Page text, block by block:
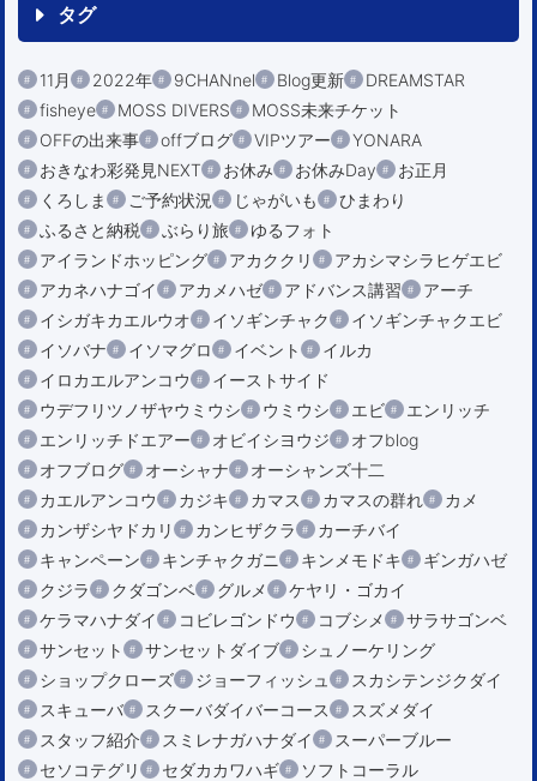
タグ
11月 2022年 9CHANnel Blog更新
DREAMSTAR
fisheye
MOSS DIVERS
MOSS未来チケット
OFFの出来事
offブログ VIPツアー
YONARA
おきなわ彩発見NEXT
お休み お休みDay
お正月
くろしま
ご予約状況 じゃがいも
ひまわり
ふるさと納税
ぶらり旅
ゆるフォト
アイランドホッピング
アカククリ
アカシマシラヒゲエビ
アカネハナゴイ
アカメハゼ アドバンス講習
アーチ
イシガキカエルウオ
イソギンチャク
イソギンチャクエビ
イソバナ
イソマグロ イベント
イルカ
イロカエルアンコウ
イーストサイド
ウデフリツノザヤウミウシ
ウミウシ エビ
エンリッチ
エンリッチドエアー
オビイシヨウジ
オフblog
オフブログ
オーシャナ
オーシャンズ十二
カエルアンコウ
カジキ カマス カマスの群れ
カメ
カンザシヤドカリ
カンヒザクラ
カーチバイ
キャンペーン
キンチャクガニ キンメモドキ
ギンガハゼ
クジラ
クダゴンベ グルメ
ケヤリ・ゴカイ
ケラマハナダイ
コビレゴンドウ コブシメ
サラサゴンベ
サンセット
サンセットダイブ
シュノーケリング
ショップクローズ
ジョーフィッシュ
スカシテンジクダイ
スキューバ
スクーバダイバーコース
スズメダイ
スタッフ紹介
スミレナガハナダイ
スーパーブルー
セソコテグリ
セダカカワハギ
ソフトコーラル